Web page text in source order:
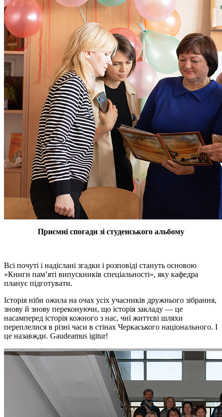
Приємні спогади зі студенського альбому
Всі почуті і надіслані згадки і розповіді стануть основою
«Книги пам’яті випускників спеціальності», яку кафедра
планує підготувати.
Історія ніби ожила на очах усіх учасників дружнього зібрання,
знову й знову переконуючи, що історія закладу — це
насамперед історія кожного з нас, чиї життєві шляхи
переплелися в різні часи в стінах Черкаського національного. І
це назавжди. Gaudeamus igitur!